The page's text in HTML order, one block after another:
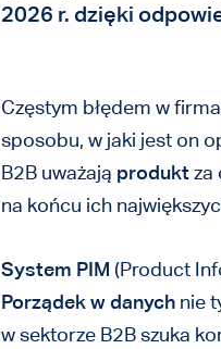
2026 r. dzięki
Częstym błędem w
sposobu, w jaki jest on
B2B uważają produktza
na końcu ich
System PIM (Product
Porządek w danychnie
w sektorze B2B szuka